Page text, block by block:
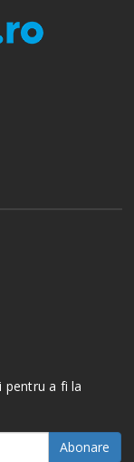
pentru a fi la
Abonare